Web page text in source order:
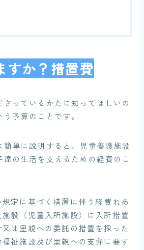
すか？措置費
っているかたに知ってほしいの
う予算のことです。
単に説明すると、
児童養護施設
の生活を支える ための経費のこ
規定に基づく措置に伴う経費れあ
施設（児童入所施設）に入所措置
は里親への委託の措置を採った
祉施設及び里親への支弁に要す